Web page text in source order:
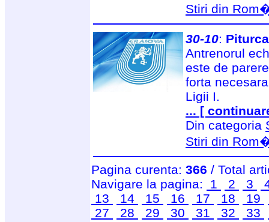
Stiri din
30-10:
Antrenorul
este de
forta
Ligii I.
... [
Din categoria
Stiri din
Pagina curenta: 366 / Total
Navigare la pagina:
1 2 3
13
14 15 16 17 18 19
27
28 29 30 31 32 33